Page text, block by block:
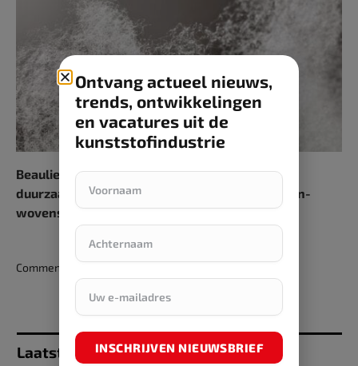
Beaulieu Fibres demonstreert steun voor
duurzaamheid en prestatieverbeteringen in non-
wovens
Comments are closed.
Laatst toegevoegd
Ontvang actueel nieuws,
trends, ontwikkelingen
en vacatures uit de
kunststofindustrie
INSCHRIJVEN NIEUWSBRIEF